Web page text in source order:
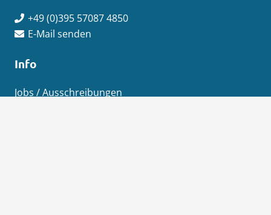
+49 (0)395 57087 4850
E-Mail senden
Info
Jobs / Ausschreibungen